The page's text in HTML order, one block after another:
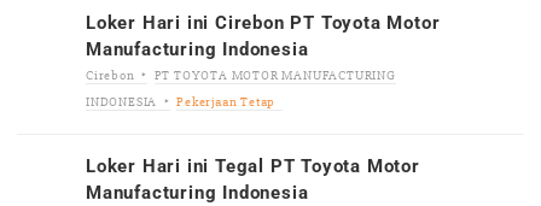
Loker Hari ini Cirebon PT Toyota Motor
Manufacturing Indonesia
Cirebon
PT TOYOTA MOTOR MANUFACTURING
INDONESIA
Pekerjaan Tetap
Loker Hari ini Tegal PT Toyota Motor
Manufacturing Indonesia